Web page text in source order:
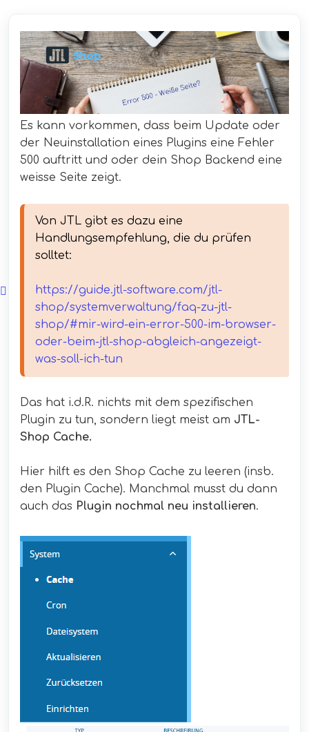
Es kann vorkommen, dass beim Update oder
der Neuinstallation eines Plugins eine Fehler
500 auftritt und oder dein Shop Backend eine
weisse Seite zeigt.
Von JTL gibt es dazu eine
Handlungsempfehlung, die du prüfen
solltet:
https://guide.jtl-software.com/jtl-
shop/systemverwaltung/faq-zu-jtl-
shop/#mir-wird-ein-error-500-im-browser-
oder-beim-jtl-shop-abgleich-angezeigt-
was-soll-ich-tun
Das hat i.d.R. nichts mit dem spezifischen
Plugin zu tun, sondern liegt meist am JTL-
Shop Cache.
Hier hilft es den Shop Cache zu leeren (insb.
den Plugin Cache). Manchmal musst du dann
auch das Plugin nochmal neu installieren.